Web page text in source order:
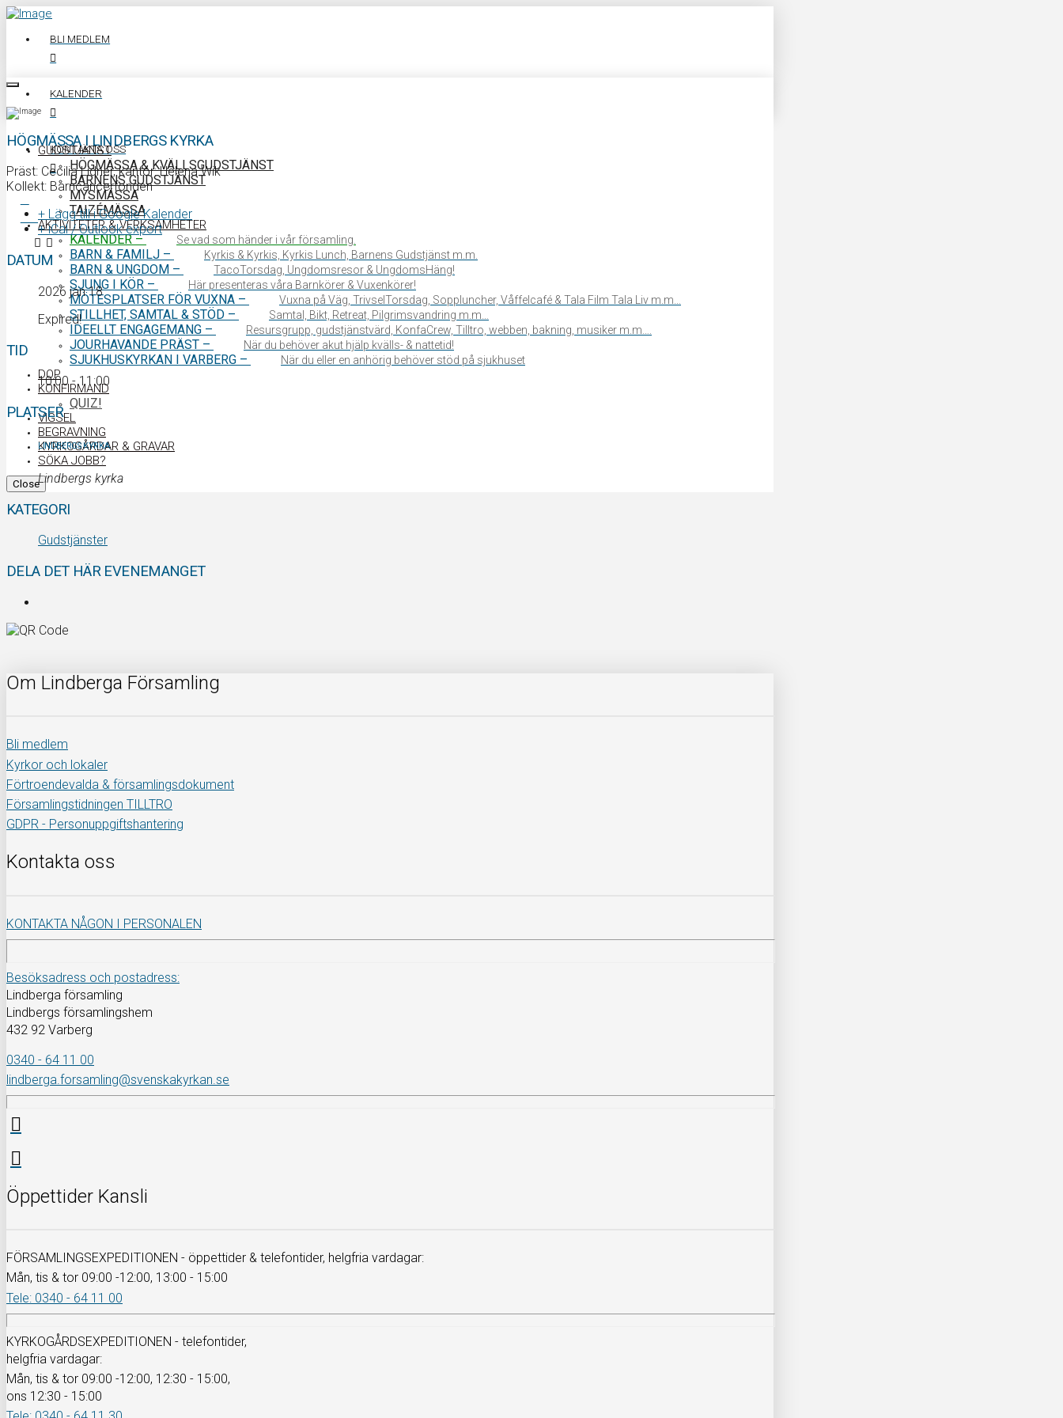
BLI MEDLEM
KALENDER
KONTAKTA OSS
0340 64 11 00
GUDSTJÄNST
HÖGMÄSSA & KVÄLLSGUDSTJÄNST
BARNENS GUDSTJÄNST
MYSMÄSSA
TAIZÉMÄSSA
AKTIVITETER & VERKSAMHETER
KALENDER– Se vad som händer i vår församling.
BARN & FAMILJ – Kyrkis & Kyrkis, Kyrkis Lunch, Barnens Gudstjänst m.m.
BARN & UNGDOM – TacoTorsdag, Ungdomsresor & UngdomsHäng!
SJUNG I KÖR – Här presenteras våra Barnkörer & Vuxenkörer!
MÖTESPLATSER FÖR VUXNA – Vuxna på Väg, TrivselTorsdag, Soppluncher, Våffelcafé & Tala Film Tala Liv m.m…
STILLHET, SAMTAL & STÖD – Samtal, Bikt, Retreat, Pilgrimsvandring m.m…
IDEELLT ENGAGEMANG – Resursgrupp, gudstjänstvärd, KonfaCrew, Tilltro, webben, bakning, musiker m.m….
JOURHAVANDE PRÄST – När du behöver akut hjälp kvälls- & nattetid!
SJUKHUSKYRKAN I VARBERG – När du eller en anhörig behöver stöd på sjukhuset
DOP
KONFIRMAND
QUIZ!
VIGSEL
BEGRAVNING
KYRKOGÅRDAR & GRAVAR
SÖKA JOBB?
Close
HÖGMÄSSA I LINDBERGS KYRKA
Präst: Cecilia Lidner, kantor: Helena Wik
Kollekt: Barncancerfonden
+ Lägg till i Google Kalender
+ iCal / Outlook export
DATUM
2026 jan 18
Expired!
TID
10:00 - 11:00
PLATSER
LINDBERGS KYRKA
Lindbergs kyrka
KATEGORI
Gudstjänster
DELA DET HÄR EVENEMANGET
Om Lindberga Församling
Bli medlem
Kyrkor och lokaler
Förtroendevalda & församlingsdokument
Församlingstidningen TILLTRO
GDPR - Personuppgiftshantering
Kontakta oss
KONTAKTA NÅGON I PERSONALEN
Besöksadress och postadress:
Lindberga församling
Lindbergs församlingshem
432 92 Varberg
0340 - 64 11 00
lindberga.forsamling@svenskakyrkan.se
Öppettider Kansli
FÖRSAMLINGSEXPEDITIONEN - öppettider & telefontider, helgfria vardagar:
Mån, tis & tor 09:00 -12:00, 13:00 - 15:00
Tele: 0340 - 64 11 00
KYRKOGÅRDSEXPEDITIONEN - telefontider,
helgfria vardagar:
Mån, tis & tor 09:00 -12:00, 12:30 - 15:00,
ons 12:30 - 15:00